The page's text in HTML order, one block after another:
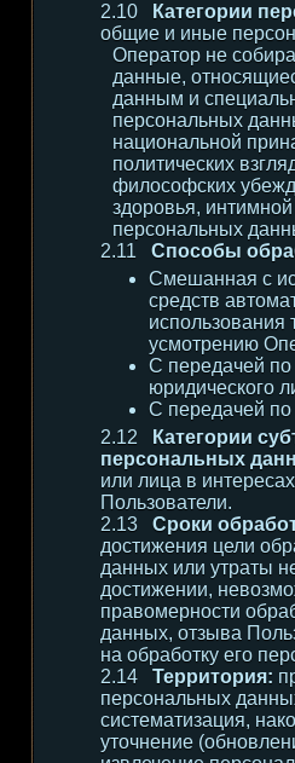
Категории
общие и иные
Оператор не
данные,
данным и
персональных
национальной
политических
философских
здоровья,
персональных
Способы
Смешанная с
средств
использования
усмотрению
С передачей по
юридического
С передачей по
Категории
персональных
или лица в
Пользователи.
Сроки
достижения цели
данных или утраты
достижении,
правомерности
данных, отзыва
на обработку его
Территория:
персональных
систематизация,
уточнение